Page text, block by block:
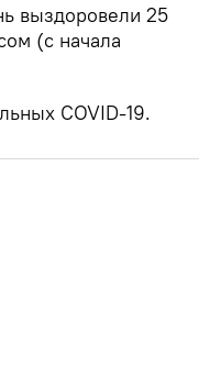
выздоровели 25
(с начала
COVID-19.